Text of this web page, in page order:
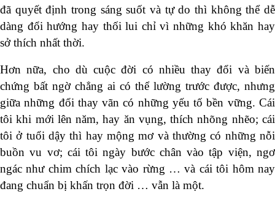
đã quyết định trong sáng suốt và tự do thì không thể dễ
dàng đổi hướng hay thối lui chỉ vì những khó khăn hay
sở thích nhất thời.
Hơn nữa, cho dù cuộc đời có nhiều thay đổi và biến
chứng bất ngờ chẳng ai có thể lường trước được, nhưng
giữa những đổi thay vãn có những yếu tố bền vững. Cái
tôi khi mới lên năm, hay ăn vụng, thích nhõng nhẽo; cái
tôi ở tuổi dậy thì hay mộng mơ và thường có những nỗi
buồn vu vơ; cái tôi ngày bước chân vào tập viện, ngơ
ngác như chim chích lạc vào rừng … và cái tôi hôm nay
đang chuẩn bị khấn trọn đời … vẫn là một.